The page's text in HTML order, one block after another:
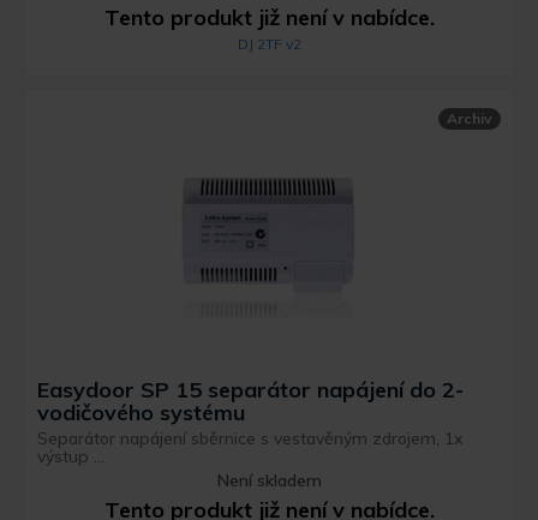
Tento produkt již není v nabídce.
DJ 2TF v2
Archiv
Easydoor SP 15 separátor napájení do 2-
vodičového systému
Separátor napájení sběrnice s vestavěným zdrojem, 1x
výstup ...
Není skladem
Tento produkt již není v nabídce.